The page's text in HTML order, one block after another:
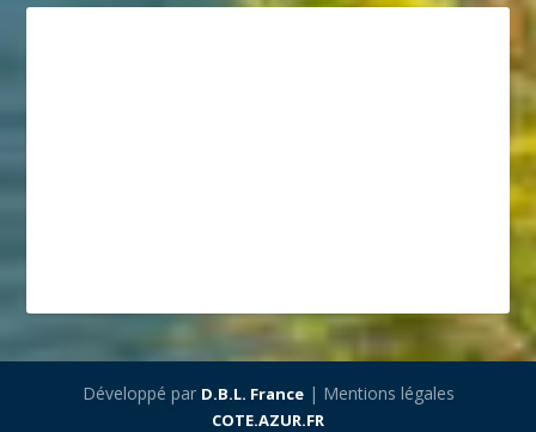
Développé par D.B.L. France| Mentions légales
COTE.AZUR.FR